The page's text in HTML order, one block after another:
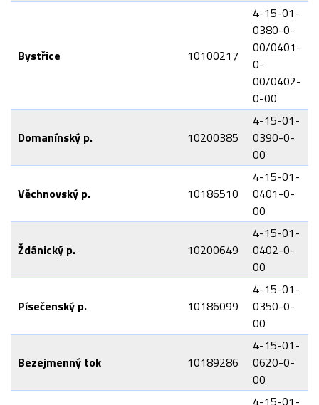
Bystřice 10100217
4-15-01-
0380-0-
00/0401-
0-
00/0402-
0-00
Domanínský p. 10200385
4-15-01-
0390-0-
00
Věchnovský p. 10186510
4-15-01-
0401-0-
00
Ždánický p. 10200649
4-15-01-
0402-0-
00
Písečenský p. 10186099
4-15-01-
0350-0-
00
Bezejmenný tok 10189286
4-15-01-
0620-0-
00
4-15-01-